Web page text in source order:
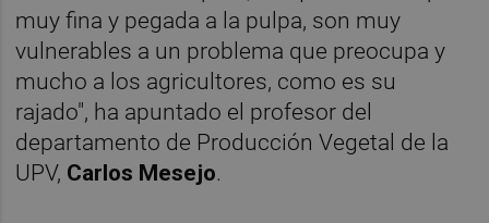
muy fina y pegada a la pulpa, son muy
vulnerables a un problema que preocupa y
mucho a los agricultores, como es su
rajado", ha apuntado el profesor del
departamento de Producción Vegetal de la
UPV, Carlos Mesejo.